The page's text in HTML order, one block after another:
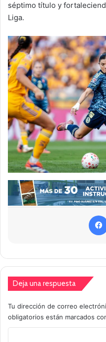
séptimo título y
Liga.
Deja una respuesta
Tu dirección de correo
obligatorios están marcados